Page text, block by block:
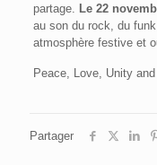
partage.
Le 22
au son du rock, du
atmosphère festive et
Peace, Love, Unity and
Partager